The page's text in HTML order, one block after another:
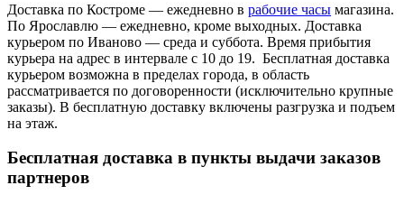
Доставка по Костроме — ежедневно в рабочие часы магазина.
По Ярославлю — ежедневно, кроме выходных. Доставка
курьером по Иваново — среда и суббота. Время прибытия
курьера на адрес в интервале с 10 до 19. Бесплатная доставка
курьером возможна в пределах города, в область
рассматривается по договоренности (исключительно крупные
заказы). В бесплатную доставку включены разгрузка и подъем
на этаж.
Бесплатная доставка в пункты выдачи заказов
партнеров